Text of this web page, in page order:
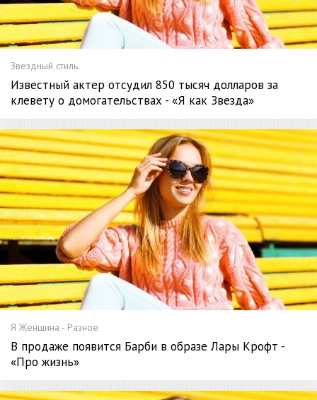
Звездный стиль.
Известный актер отсудил 850 тысяч долларов за
клевету о домогательствах - «Я как Звезда»
Я Женщина - Разное
В продаже появится Барби в образе Лары Крофт -
«Про жизнь»